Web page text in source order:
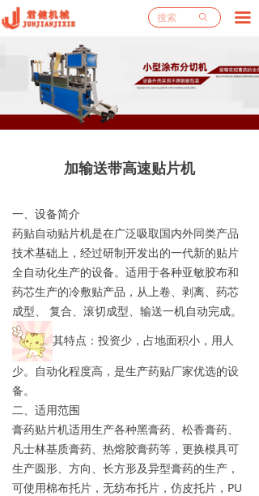
끀
网站首页
关于我们
产品中心
工程案例
售后服务
联系我们
ꄙ
一、设备简介
药贴自动贴片机是在广泛吸取国内外同类产品
技术基础上，经过研制开发出的一代新的贴片
全自动化生产的设备。适用于各种亚敏胶布和
药芯生产的冷敷贴产品，从上卷、剥离、药芯
成型、 复合、滚切成型、输送一机自动完成。
其特点：投资少，占地面积小，用人
少。自动化程度高，是生产药贴厂家优选的设
备。
二、适用范围
膏药贴片机适用生产各种黑膏药、松香膏药、
凡士林基质膏药、热熔胶膏药等，更换模具可
生产圆形、方向、长方形及异型膏药的生产，
可使用棉布托片，无纺布托片，仿皮托片，PU
加输送带高速贴片机